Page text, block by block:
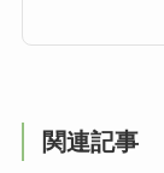
関連記事